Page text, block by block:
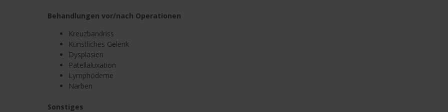
Behandlungen vor/nach Operationen
Kreuzbandriss
Künstliches Gelenk
Dysplasien
Patellaluxation
Lymphödeme
Narben
Sonstiges